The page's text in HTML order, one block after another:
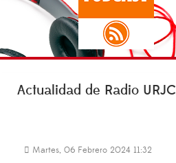
Actualidad de Radio URJC
Martes, 06 Febrero 2024 11:32